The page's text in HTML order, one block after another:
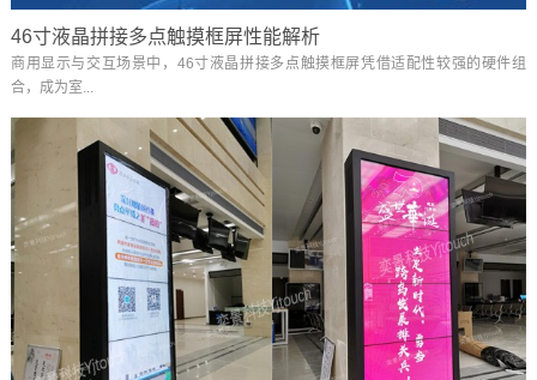
46寸液晶拼接多点触摸框屏性能解析
商用显示与交互场景中，46寸液晶拼接多点触摸框屏凭借适配性较强的硬件组
合，成为室...